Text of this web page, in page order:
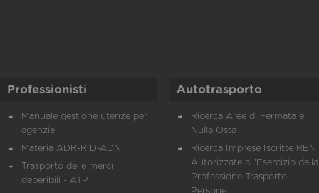
Professionisti
Manuale gestione utenze per
agenzie
Materia ADR-RID-ADN
Trasporto delle merci
deperibili - ATP
Autotrasporto
Ricerca Aree di Fermata e
Nulla Osta
Ricerca Imprese Iscritte REN
Autorizzate all'Esercizio della
Professione Trasporto